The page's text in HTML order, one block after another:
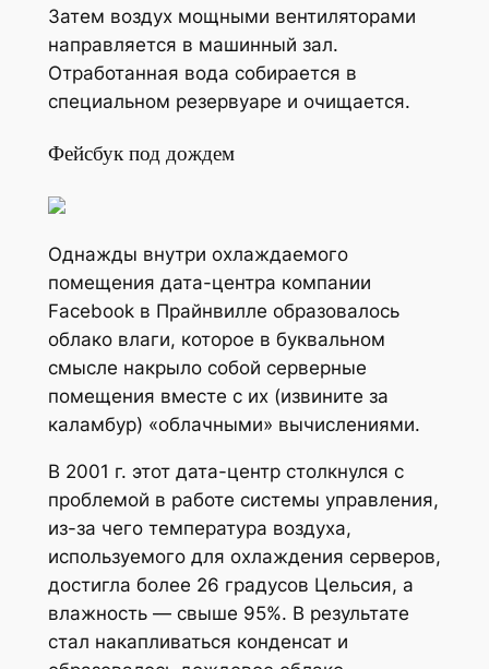
Затем воздух мощными вентиляторами
направляется в машинный зал.
Отработанная вода собирается в
специальном резервуаре и очищается.
Фейсбук под дождем
Однажды внутри охлаждаемого
помещения дата-центра компании
Facebook в Прайнвилле образовалось
облако влаги, которое в буквальном
смысле накрыло собой серверные
помещения вместе с их (извините за
каламбур) «облачными» вычислениями.
В 2001 г. этот дата-центр столкнулся с
проблемой в работе системы управления,
из-за чего температура воздуха,
используемого для охлаждения серверов,
достигла более 26 градусов Цельсия, а
влажность — свыше 95%. В результате
стал накапливаться конденсат и